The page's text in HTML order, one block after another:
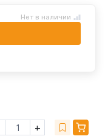
+
Нет в наличии